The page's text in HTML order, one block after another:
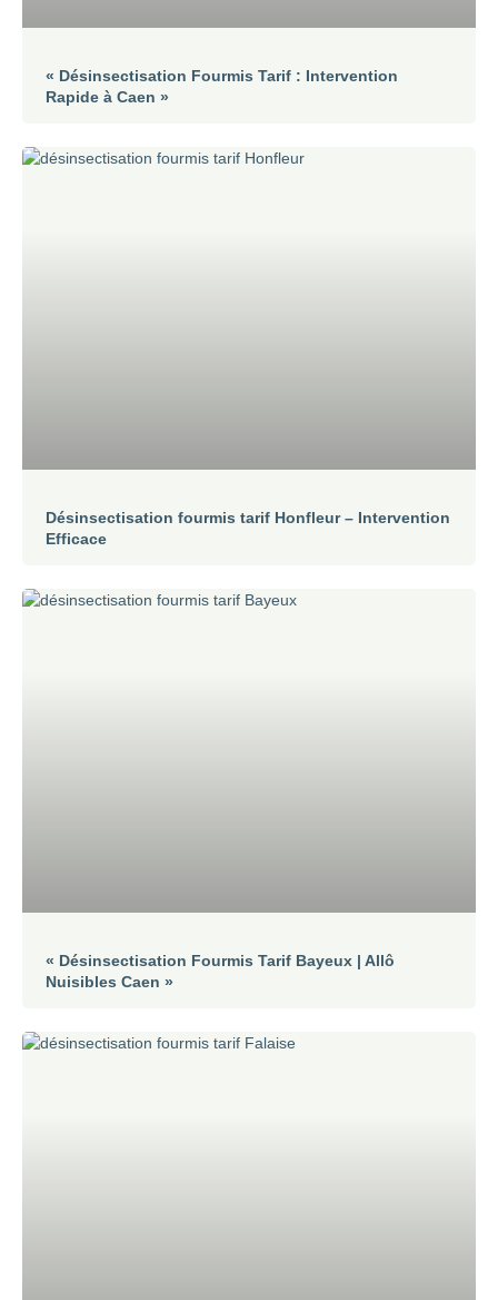
« Désinsectisation Fourmis Tarif : Intervention
Rapide à Caen »
Désinsectisation fourmis tarif Honfleur – Intervention
Efficace
« Désinsectisation Fourmis Tarif Bayeux | Allô
Nuisibles Caen »